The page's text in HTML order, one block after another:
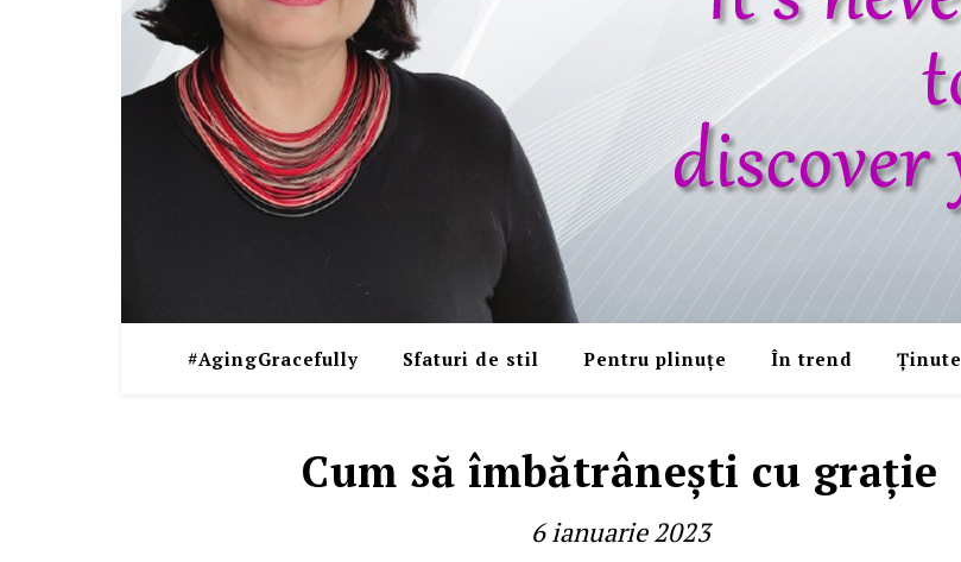
#AgingGracefully Sfaturi de stil Pentru plinuțe În trend Ținute
Cum să îmbătrâneşti cu graţie
6 ianuarie 2023